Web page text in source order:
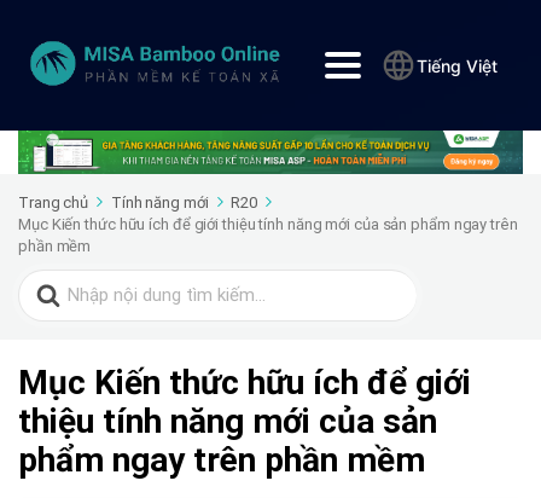
Tiếng Việt
Trang chủ Tính năng mới
R20
Mục Kiến thức hữu ích để giới thiệu tính năng mới của sản phẩm ngay trên
phần mềm
Search
for:
Mục Kiến thức hữu ích để giới
thiệu tính năng mới của sản
phẩm ngay trên phần mềm